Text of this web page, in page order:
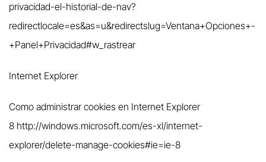
privacidad-el-historial-de-nav?
redirectlocale=es&as=u&redirectslug=Ventana+Opciones+-
+Panel+Privacidad#w_rastrear
Internet Explorer
Como administrar cookies en Internet Explorer
8 http://windows.microsoft.com/es-xl/internet-
explorer/delete-manage-cookies#ie=ie-8